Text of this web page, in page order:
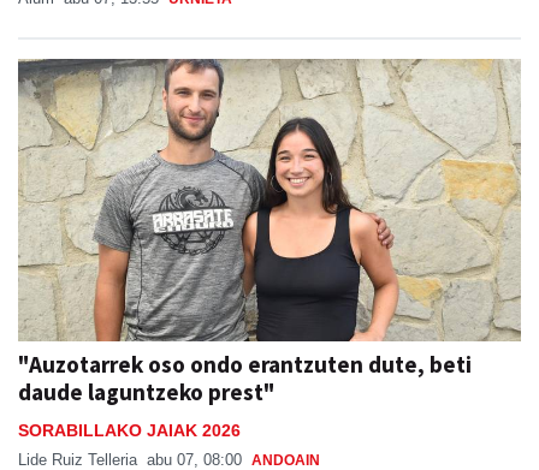
"Auzotarrek oso ondo erantzuten dute, beti
daude laguntzeko prest"
SORABILLAKO JAIAK 2026
Lide Ruiz Telleria abu 07, 08:00 ANDOAIN